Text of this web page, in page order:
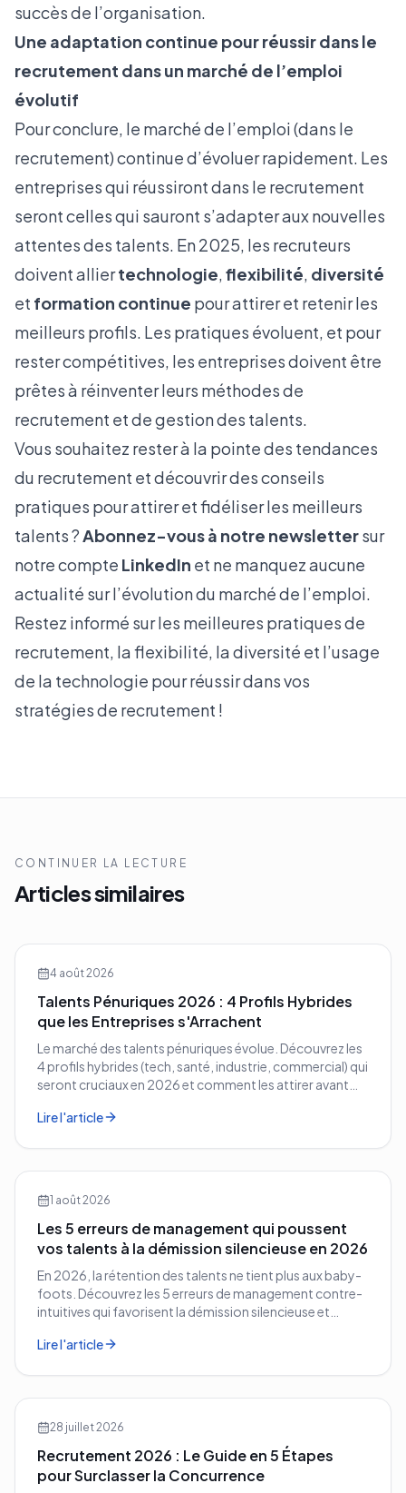
succès de l’organisation.
Une adaptation continue pour réussir dans le
recrutement dans un marché de l’emploi
évolutif
Pour conclure, le marché de l’emploi (dans le
recrutement) continue d’évoluer rapidement. Les
entreprises qui réussiront dans le recrutement
seront celles qui sauront s’adapter aux nouvelles
attentes des talents. En 2025, les recruteurs
doivent alliertechnologie,flexibilité, diversité
et formation continue pour attirer et retenir les
meilleurs profils. Les pratiques évoluent, et pour
rester compétitives, les entreprises doivent être
prêtes à réinventer leurs méthodes de
recrutement et de gestion des talents.
Vous souhaitez rester à la pointe des tendances
du recrutement et découvrir des conseils
pratiques pour attirer et fidéliser les meilleurs
talents ?Abonnez-vous à notre newslettersur
notre compte LinkedIn et ne manquez aucune
actualité sur l’évolution du marché de l’emploi.
Restez informé sur les meilleures pratiques de
recrutement, la flexibilité, la diversité et l’usage
de la technologie pour réussir dans vos
stratégies de recrutement !
CONTINUER LA LECTURE
Articles similaires
4 août 2026
Talents Pénuriques 2026 : 4 Profils Hybrides
que les Entreprises s'Arrachent
Le marché des talents pénuriques évolue. Découvrez les
4 profils hybrides (tech, santé, industrie, commercial) qui
seront cruciaux en 2026 et comment les attirer avant
Lire l'article
1 août 2026
Les 5 erreurs de management qui poussent
vos talents à la démission silencieuse en 2026
En 2026, la rétention des talents ne tient plus aux baby-
foots. Découvrez les 5 erreurs de management contre-
intuitives qui favorisent la démission silencieuse et
Lire l'article
28 juillet 2026
Recrutement 2026 : Le Guide en 5 Étapes
pour Surclasser la Concurrence